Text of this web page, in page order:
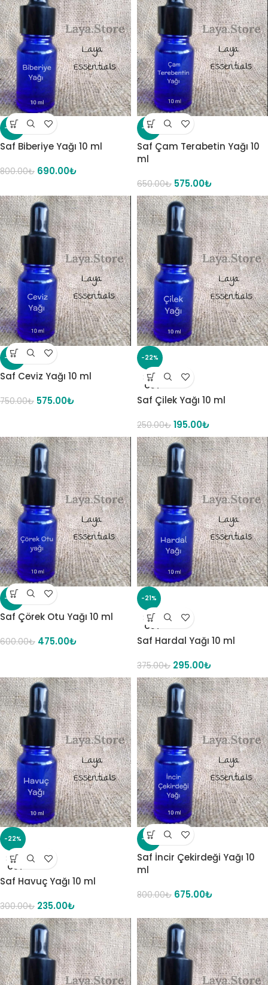
-14%
Saf Biberiye Yağı 10 ml
800.00₺ 690.00₺
-12%
Saf Çam Terabetin Yağı 10
ml
650.00₺ 575.00₺
-23%
Saf Ceviz Yağı 10 ml
750.00₺ 575.00₺
-22%
SOLD
OUT
Saf Çilek Yağı 10 ml
250.00₺ 195.00₺
-21%
Saf Çörek Otu Yağı 10 ml
600.00₺ 475.00₺
-21%
SOLD
OUT
Saf Hardal Yağı 10 ml
375.00₺ 295.00₺
-22%
SOLD
OUT
Saf Havuç Yağı 10 ml
300.00₺ 235.00₺
-16%
Saf İncir Çekirdeği Yağı 10
ml
800.00₺ 675.00₺